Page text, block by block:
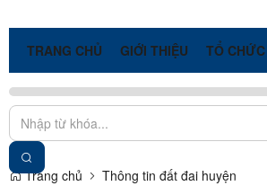
TRANG CHỦ GIỚI THIỆU TỔ
Trang chủ Thông tin đất đai huyện